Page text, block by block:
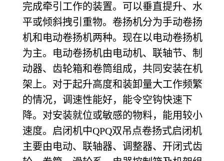
完成牵引工作的装置。可以垂直提升、水
平或倾斜拽引重物。卷扬机分为手动卷扬
机和电动卷扬机两种。现在以电动卷扬机
为主。电动卷扬机由电动机、联轴节、制
动器、齿轮箱和卷筒组成，共同安装在机
架上。对于起升高度和装卸量大工作频繁
的情况，调速性能好，能令空钩快速下
降。对安装就位或敏感的物料，能用较小
速度。启闭机中QPQ双吊点卷扬式启闭机
主要由电动、联轴器、调整器、开闭式齿